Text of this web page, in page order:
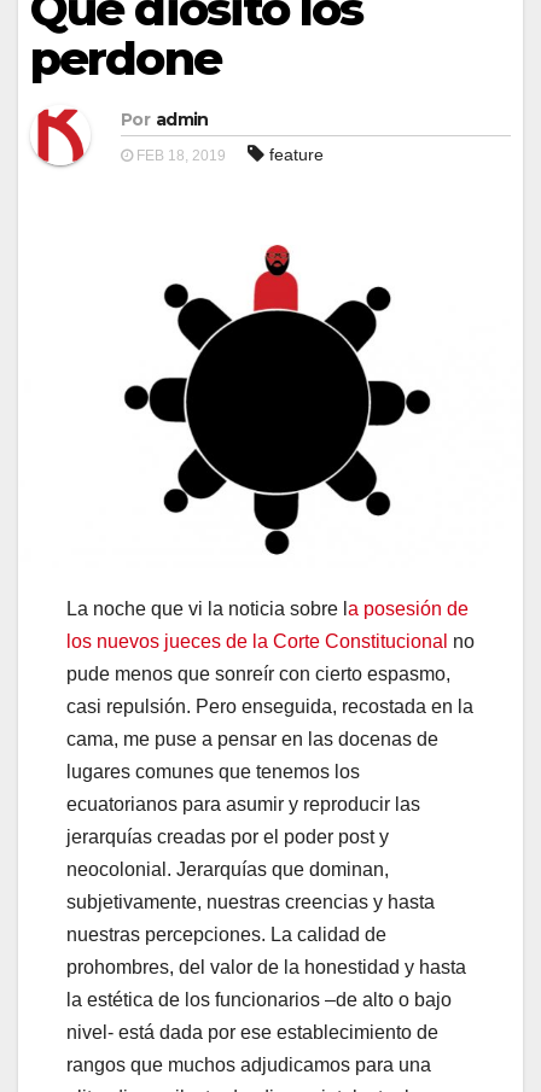
perdone
Por admin
FEB 18, 2019 feature
La noche que vi la noticia sobre l a posesión de
los nuevos jueces de la Corte Constitucional no
pude menos que sonreír con cierto espasmo,
casi repulsión. Pero enseguida, recostada en la
cama, me puse a pensar en las docenas de
lugares comunes que tenemos los
ecuatorianos para asumir y reproducir las
jerarquías creadas por el poder post y
neocolonial. Jerarquías que dominan,
subjetivamente, nuestras creencias y hasta
nuestras percepciones. La calidad de
prohombres, del valor de la honestidad y hasta
la estética de los funcionarios –de alto o bajo
nivel- está dada por ese establecimiento de
rangos que muchos adjudicamos para una